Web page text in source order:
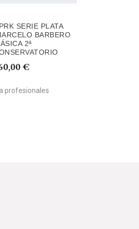
SERIE PLATA
BARBERO
2ª
€
profesionales